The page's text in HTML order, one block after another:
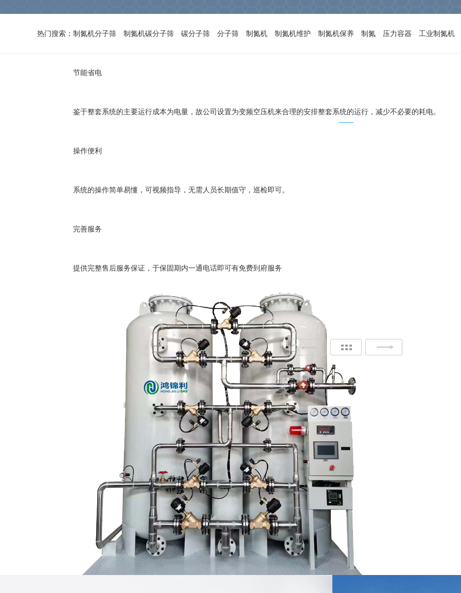
热门搜索： 制氮机分子筛 制氮机碳分子筛 碳分子筛 分子筛 制氮机 制氮机维护 制氮机保养 制氮 压力容器 工业制氮机
节能省电
鉴于整套系统的主要运行成本为电量，故公司设置为变频空压机来合理的安排整套系统的运行，减少不必要的耗电。
操作便利
系统的操作简单易懂，可视频指导，无需人员长期值守，巡检即可。
完善服务
提供完整售后服务保证，于保固期内一通电话即可有免费到府服务